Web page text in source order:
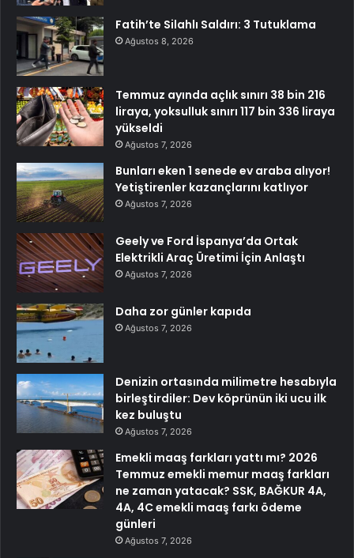
Fatih’te Silahlı Saldırı: 3 Tutuklama
Ağustos 8, 2026
Temmuz ayında açlık sınırı 38 bin 216
liraya, yoksulluk sınırı 117 bin 336 liraya
yükseldi
Ağustos 7, 2026
Bunları eken 1 senede ev araba alıyor!
Yetiştirenler kazançlarını katlıyor
Ağustos 7, 2026
Geely ve Ford İspanya’da Ortak
Elektrikli Araç Üretimi İçin Anlaştı
Ağustos 7, 2026
Daha zor günler kapıda
Ağustos 7, 2026
Denizin ortasında milimetre hesabıyla
birleştirdiler: Dev köprünün iki ucu ilk
kez buluştu
Ağustos 7, 2026
Emekli maaş farkları yattı mı? 2026
Temmuz emekli memur maaş farkları
ne zaman yatacak? SSK, BAĞKUR 4A,
4A, 4C emekli maaş farkı ödeme
günleri
Ağustos 7, 2026